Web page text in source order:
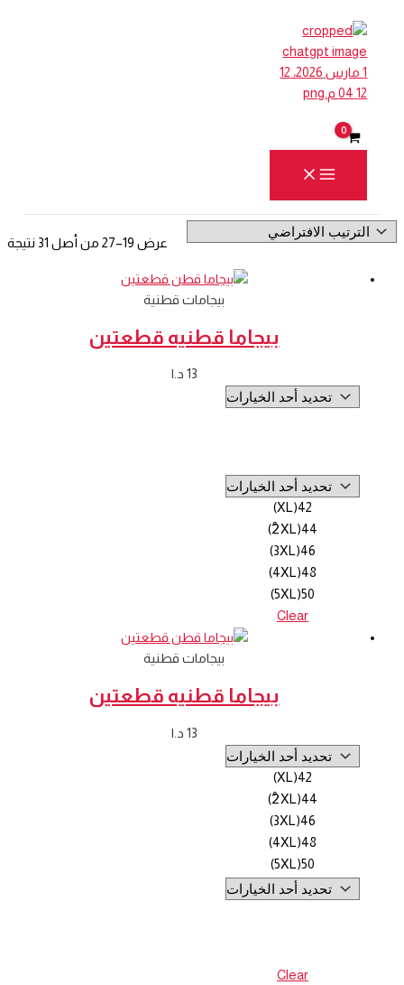
المحتوى
عرض 19–27 من أصل 31 نتيجة
بيجامات قطنية
بيجاما قطنيه قطعتين
13 د.ا
42(XL)
44(2ْXL)
46(3XL)
48(4XL)
50(5XL)
Clear
بيجامات قطنية
بيجاما قطنيه قطعتين
13 د.ا
42(XL)
44(2ْXL)
46(3XL)
48(4XL)
50(5XL)
Clear
Total: